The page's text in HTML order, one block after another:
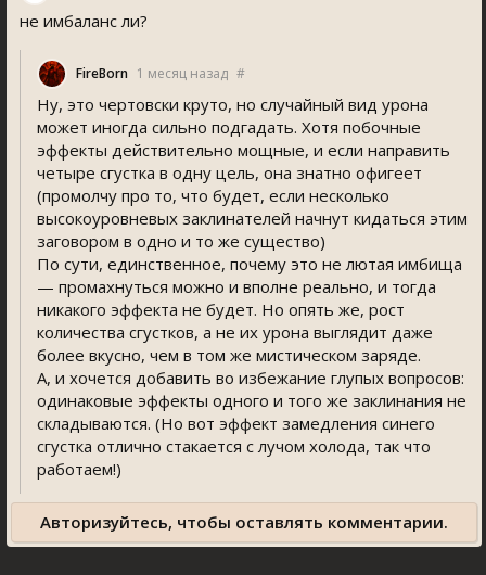
не имбаланс ли?
FireBorn 1 месяц назад #
Ну, это чертовски круто, но случайный вид урона
может иногда сильно подгадать. Хотя побочные
эффекты действительно мощные, и если направить
четыре сгустка в одну цель, она знатно офигеет
(промолчу про то, что будет, если несколько
высокоуровневых заклинателей начнут кидаться этим
заговором в одно и то же существо)
По сути, единственное, почему это не лютая имбища
— промахнуться можно и вполне реально, и тогда
никакого эффекта не будет. Но опять же, рост
количества сгустков, а не их урона выглядит даже
более вкусно, чем в том же мистическом заряде.
А, и хочется добавить во избежание глупых вопросов:
одинаковые эффекты одного и того же заклинания не
складываются. (Но вот эффект замедления синего
сгустка отлично стакается с лучом холода, так что
работаем!)
Авторизуйтесь, чтобы оставлять комментарии.